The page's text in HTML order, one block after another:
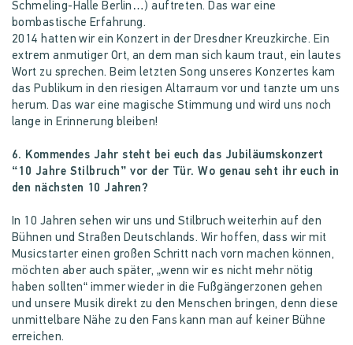
Schmeling-Halle Berlin…) auftreten. Das war eine
bombastische Erfahrung.
2014 hatten wir ein Konzert in der Dresdner Kreuzkirche. Ein
extrem anmutiger Ort, an dem man sich kaum traut, ein lautes
Wort zu sprechen. Beim letzten Song unseres Konzertes kam
das Publikum in den riesigen Altarraum vor und tanzte um uns
herum. Das war eine magische Stimmung und wird uns noch
lange in Erinnerung bleiben!
6. Kommendes Jahr steht bei euch das Jubiläumskonzert
“10 Jahre Stilbruch” vor der Tür. Wo genau seht ihr euch in
den nächsten 10 Jahren?
In 10 Jahren sehen wir uns und Stilbruch weiterhin auf den
Bühnen und Straßen Deutschlands. Wir hoffen, dass wir mit
Musicstarter einen großen Schritt nach vorn machen können,
möchten aber auch später, „wenn wir es nicht mehr nötig
haben sollten“ immer wieder in die Fußgängerzonen gehen
und unsere Musik direkt zu den Menschen bringen, denn diese
unmittelbare Nähe zu den Fans kann man auf keiner Bühne
erreichen.